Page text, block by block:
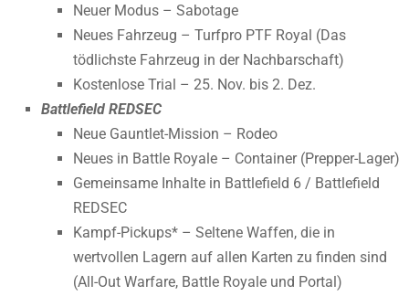
Neuer Modus – Sabotage
Neues Fahrzeug – Turfpro PTF Royal (Das
tödlichste Fahrzeug in der Nachbarschaft)
Kostenlose Trial – 25. Nov. bis 2. Dez.
Battlefield REDSEC
Neue Gauntlet-Mission – Rodeo
Neues in Battle Royale – Container (Prepper-Lager)
Gemeinsame Inhalte in Battlefield 6 / Battlefield
REDSEC
Kampf-Pickups* – Seltene Waffen, die in
wertvollen Lagern auf allen Karten zu finden sind
(All-Out Warfare, Battle Royale und Portal)